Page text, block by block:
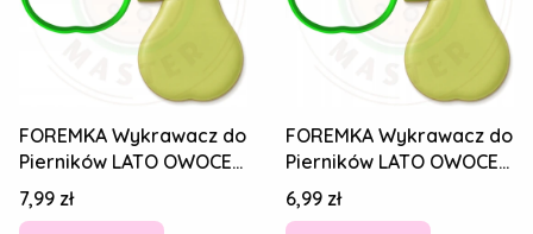
FOREMKA Wykrawacz do
Pierników LATO OWOCE
Jedzenie - GRUSZKA
9cm + Przepisy
Cena
7,99 zł
FOREMKA Wykrawacz do
Pierników LATO OWOCE
Jedzenie - GRUSZKA
9cm + Przepisy
Cena
6,99 zł